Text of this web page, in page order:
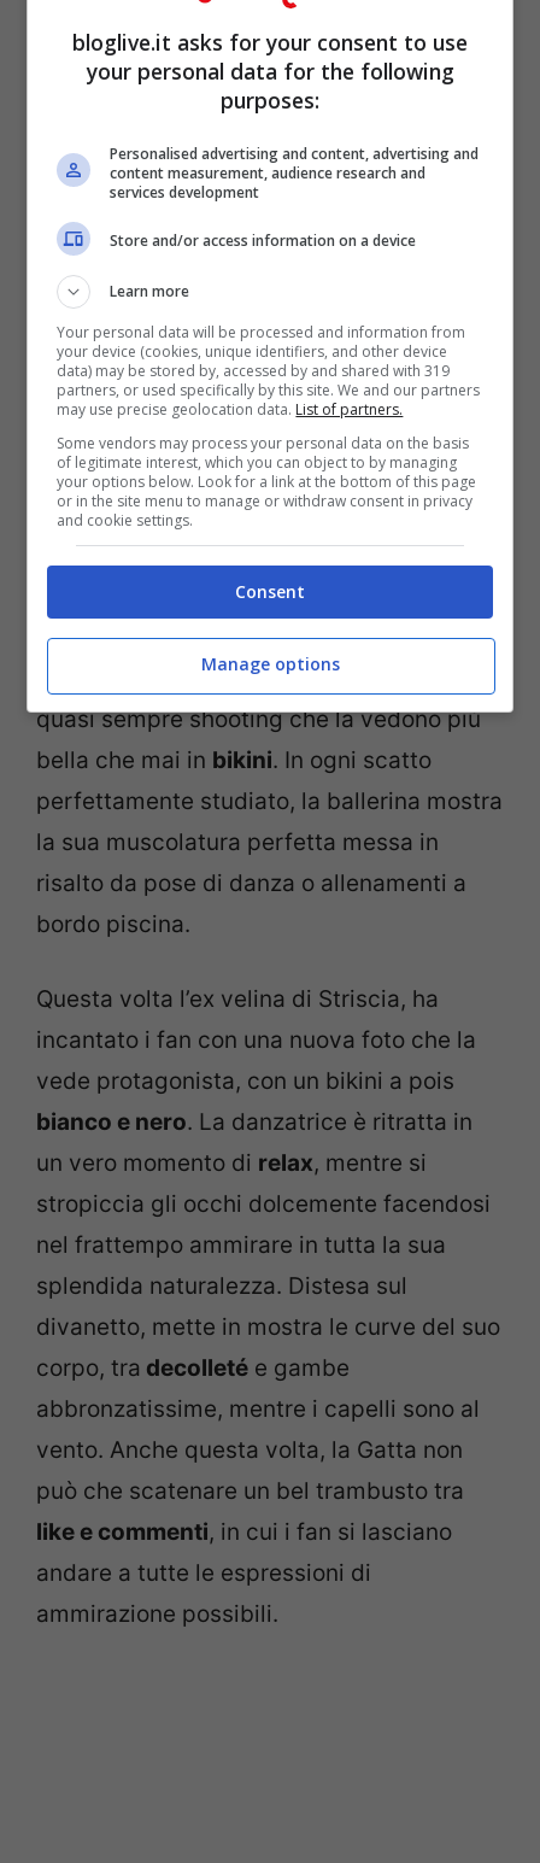
Shaila Gatta (Screenshot Instagram)
Girovagando su Instagram in questa
estate 2022di bellezze se ne trovano
davvero tante, ma lei è sicuramente una
delle più incantevoli. Già da qualche
settimanaShaila Gattaha iniziato ad
allietare il web con le sue pubblicazioni,
quasi sempre shooting che la vedono più
bella che mai in bikini. In ogni scatto
perfettamente studiato, la ballerina mostra
la sua muscolatura perfetta messa in
risalto da pose di danza o allenamenti a
bordo piscina.
Questa volta l’ex velina di Striscia, ha
incantato i fan con una nuova foto che la
vede protagonista, con un bikini a pois
bianco e nero. La danzatrice è ritratta in
un vero momento di relax, mentre si
stropiccia gli occhi dolcemente facendosi
nel frattempo ammirare in tutta la sua
splendida naturalezza. Distesa sul
divanetto, mette in mostra le curve del suo
corpo, tra decolleté e gambe
abbronzatissime, mentre i capelli sono al
vento. Anche questa volta, la Gatta non
può che scatenare un bel trambusto tra
like e commenti, in cui i fan si lasciano
andare a tutte le espressioni di
ammirazione possibili.
bloglive.it asks for your consent to use
your personal data for the following
purposes:
Personalised advertising and content, advertising and
content measurement, audience research and
services development
Store and/or access information on a device
Learn more
Your personal data will be processed and information from
your device (cookies, unique identifiers, and other device
data) may be stored by, accessed by and shared with 319
partners, or used specifically by this site. We and our partners
may use precise geolocation data. List of partners.
Some vendors may process your personal data on the basis
of legitimate interest, which you can object to by managing
your options below. Look for a link at the bottom of this page
or in the site menu to manage or withdraw consent in privacy
and cookie settings.
Consent
Manage options